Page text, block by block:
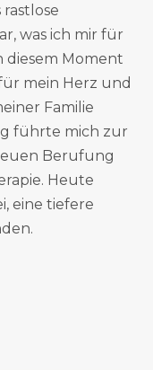
was ich mir für
diesem Moment
mein Herz und
Familie
führte mich zur
Berufung
Heute
eine tiefere